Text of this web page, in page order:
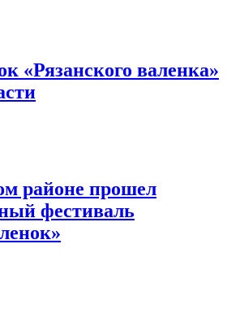
«Рязанского валенка»
районе прошел
фестиваль